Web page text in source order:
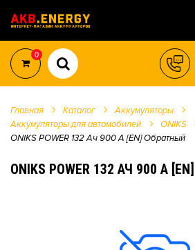
0
Главная Каталог
Аккумуляторы
Аккумуляторы для автомобилей
ONIKS
ONIKS POWER 132 Ач 900 А [EN] Обратный
ONIKS POWER 132 АЧ 900 А